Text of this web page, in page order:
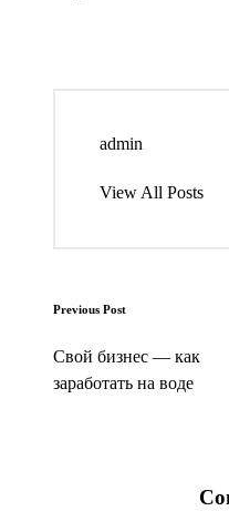
admin
View All Posts
Post
navigation
Previous Post
Свой бизнес — как
заработать на воде